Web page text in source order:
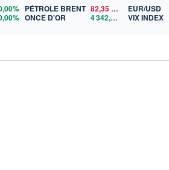
PÉTROLE BRENT 82,35
ONCE D'OR
4 342,26 $US
EUR/USD
VIX INDEX